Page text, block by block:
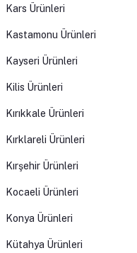
Kars Ürünleri
Kastamonu Ürünleri
Kayseri Ürünleri
Kilis Ürünleri
Kırıkkale Ürünleri
Kırklareli Ürünleri
Kırşehir Ürünleri
Kocaeli Ürünleri
Konya Ürünleri
Kütahya Ürünleri